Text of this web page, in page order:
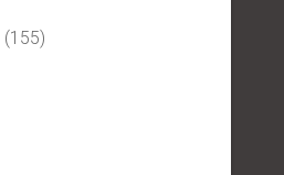
(155)